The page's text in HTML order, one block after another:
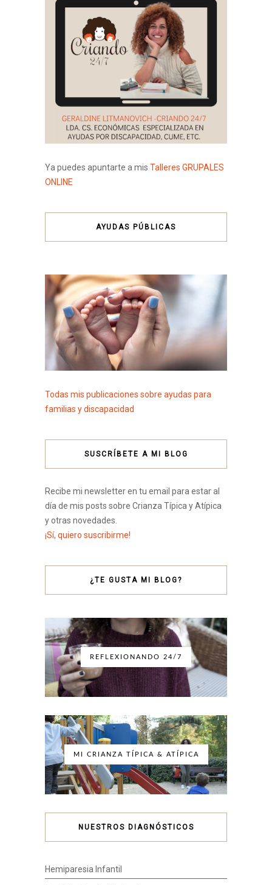
Ya puedes apuntarte a mis Talleres GRUPALES
ONLINE
AYUDAS PÚBLICAS
Todas mis publicaciones sobre ayudas para
familias y discapacidad
SUSCRÍBETE A MI BLOG
Recibe mi newsletter en tu email para estar al
día de mis posts sobre Crianza Típica y Atípica
y otras novedades.
¡Sí, quiero suscribirme!
¿TE GUSTA MI BLOG?
REFLEXIONANDO 24/7
MI CRIANZA TÍPICA & ATÍPICA
NUESTROS DIAGNÓSTICOS
Hemiparesia Infantil